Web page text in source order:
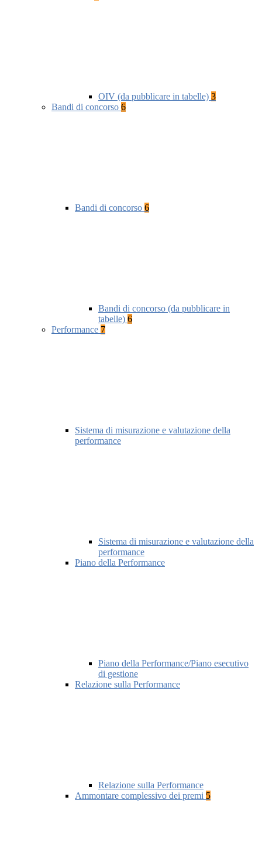
OIV (da pubblicare in tabelle) 3
Bandi di concorso 6
Bandi di concorso 6
Bandi di concorso (da pubblicare in
tabelle) 6
Performance 7
Sistema di misurazione e valutazione della
performance
Sistema di misurazione e valutazione della
performance
Piano della Performance
Piano della Performance/Piano esecutivo
di gestione
Relazione sulla Performance
Relazione sulla Performance
Ammontare complessivo dei premi 5